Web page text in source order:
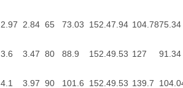
2.97 2.84 65 73.03 152.47.94 104.7875.34
3.6 3.47 80 88.9 152.49.53 127 91.34
4.1 3.97 90 101.6 152.49.53 139.7